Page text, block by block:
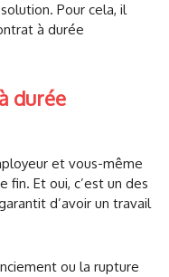
Pour cela, il
à durée
durée
et vous-même
Et oui, c’est un des
d’avoir un travail
ou la rupture